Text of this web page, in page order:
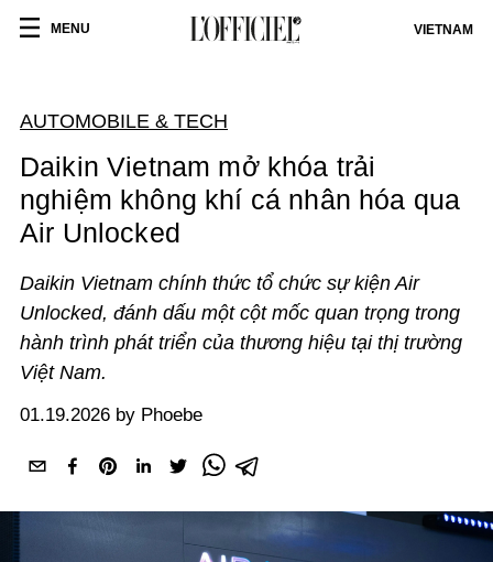
MENU VIETNAM
AUTOMOBILE & TECH
Daikin Vietnam mở khóa trải
nghiệm không khí cá nhân hóa qua
Air Unlocked
Daikin Vietnam chính thức tổ chức sự kiện Air
Unlocked, đánh dấu một cột mốc quan trọng trong
hành trình phát triển của thương hiệu tại thị trường
Việt Nam.
01.19.2026 by Phoebe